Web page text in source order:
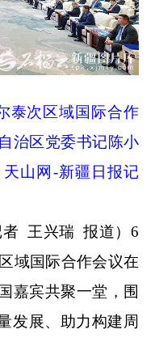
泰次区域国际合作
治区党委书记陈小
山网-新疆日报记
者 王兴瑞 报道）6
域国际合作会议在
嘉宾共聚一堂，围
发展、助力构建周